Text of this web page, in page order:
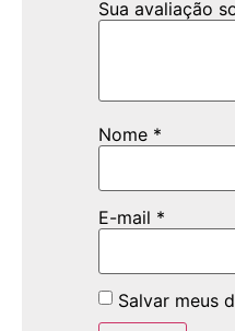
Sua avaliação
Nome *
E-mail *
Salvar meus